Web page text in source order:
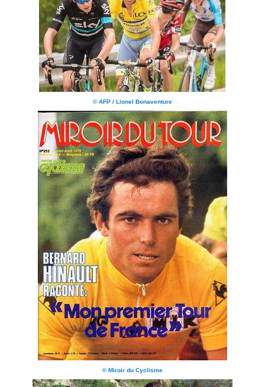
© AFP / Lionel Bonaventure
© Miroir du Cyclisme